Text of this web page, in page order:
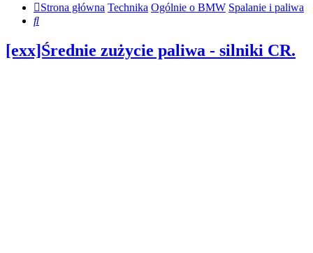
Strona główna Technika Ogólnie o BMW Spalanie i paliwa
Szukaj
[exx]Średnie zużycie paliwa - silniki CR.